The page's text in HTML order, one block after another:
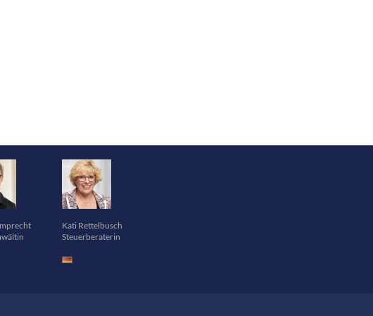
Kati Rettelbusch
Steuerberaterin